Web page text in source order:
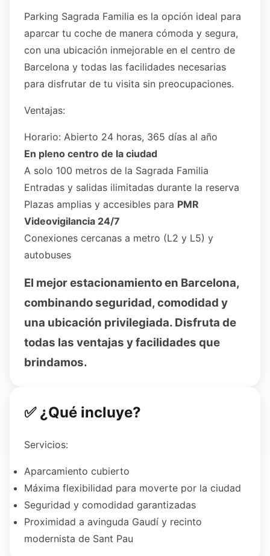
Parking Sagrada Familia es la opción ideal para
aparcar tu coche de manera cómoda y segura,
con una ubicación inmejorable en el centro de
Barcelona y todas las facilidades necesarias
para disfrutar de tu visita sin preocupaciones.
Ventajas:
Horario: Abierto 24 horas, 365 días al año
En pleno centro de la ciudad
A solo 100 metros de la Sagrada Familia
Entradas y salidas ilimitadas durante la reserva
Plazas amplias y accesibles para PMR
Videovigilancia 24/7
Conexiones cercanas a metro (L2 y L5) y
autobuses
El mejor estacionamiento en Barcelona,
combinando seguridad, comodidad y
una ubicación privilegiada. Disfruta de
todas las ventajas y facilidades que
brindamos.
✅ ¿Qué incluye?
Servicios:
Aparcamiento cubierto
Máxima flexibilidad para moverte por la ciudad
Seguridad y comodidad garantizadas
Proximidad a avinguda Gaudí y recinto
modernista de Sant Pau